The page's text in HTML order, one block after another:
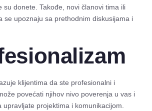
su donete. Takođe, novi članovi tima ili
se upoznaju sa prethodnim diskusijama i
klijentima da ste profesionalni i
povećati njihov nivo poverenja u vas i
projektima i komunikacijom.